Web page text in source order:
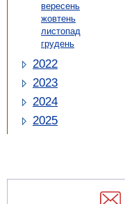
вересень
жовтень
листопад
грудень
2022
2023
2024
2025